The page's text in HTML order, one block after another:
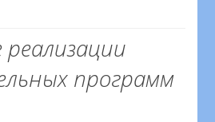
программ